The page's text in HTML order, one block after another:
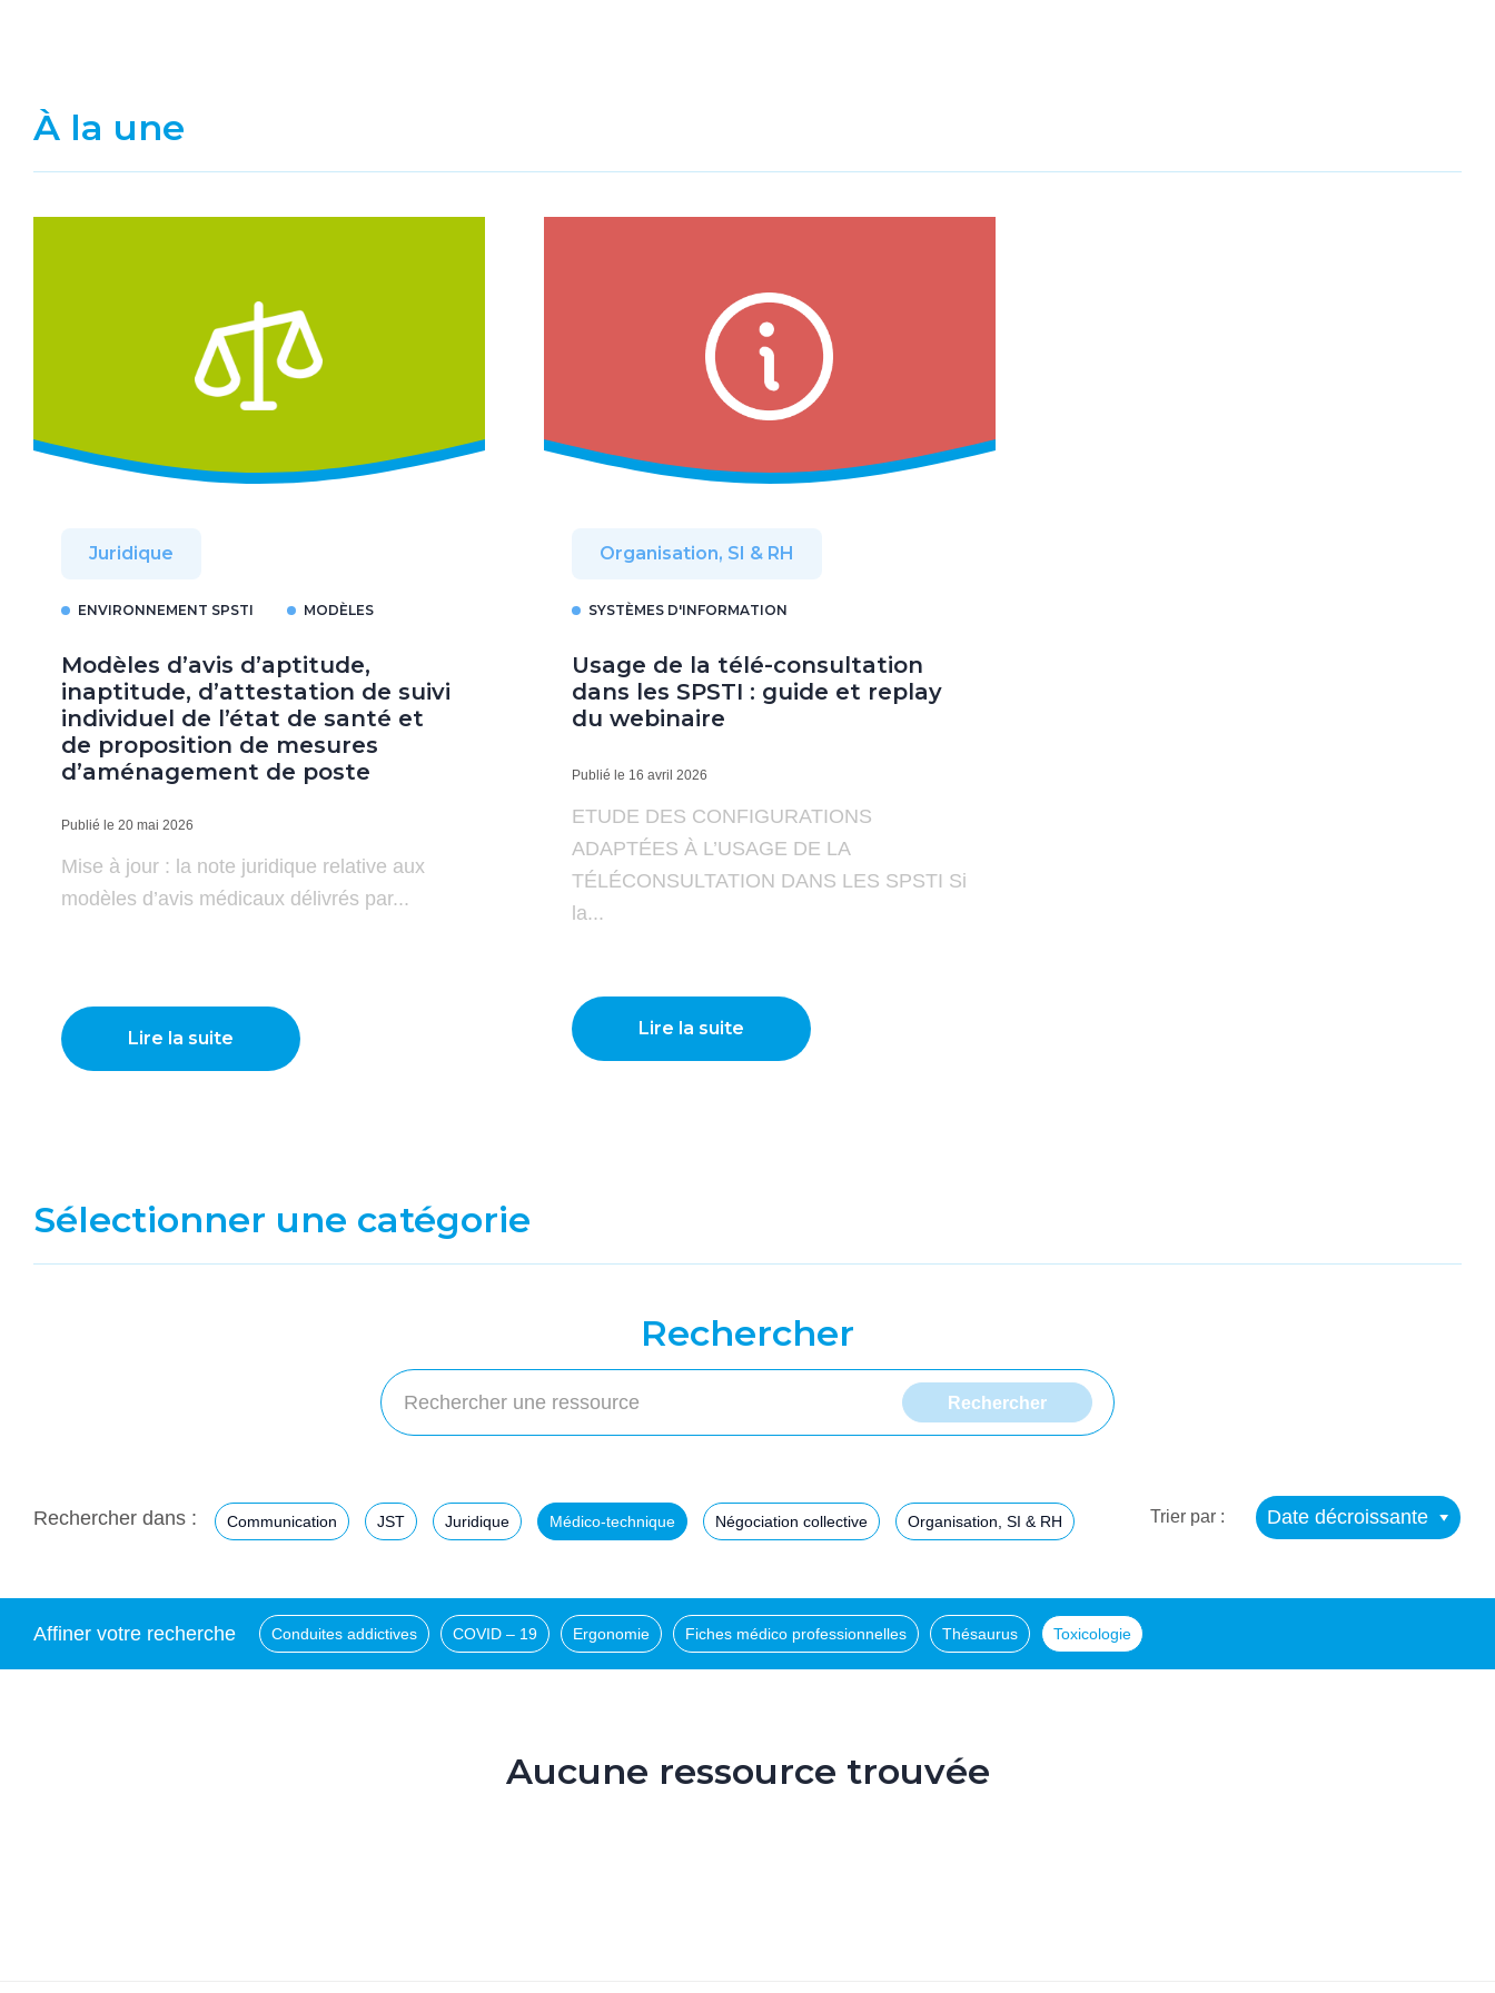
À la une
Juridique
ENVIRONNEMENT SPSTI MODÈLES
Modèles d’avis d’aptitude,
inaptitude, d’attestation de suivi
individuel de l’état de santé et
de proposition de mesures
d’aménagement de poste
Publié le 20 mai 2026
Mise à jour : la note juridique relative aux
modèles d’avis médicaux délivrés par...
Lire la suite
Organisation, SI & RH
SYSTÈMES D'INFORMATION
Usage de la télé-consultation
dans les SPSTI : guide et replay
du webinaire
Publié le 16 avril 2026
ETUDE DES CONFIGURATIONS
ADAPTÉES À L’USAGE DE LA
TÉLÉCONSULTATION DANS LES SPSTI Si
la...
Lire la suite
Sélectionner une catégorie
Rechercher
Rechercher dans : Communication JST Juridique Médico-technique Négociation collective Organisation, SI & RH Trier par : Date décroissante
Affiner votre recherche Conduites addictives COVID – 19 Ergonomie Fiches médico professionnelles Thésaurus Toxicologie
Aucune ressource trouvée